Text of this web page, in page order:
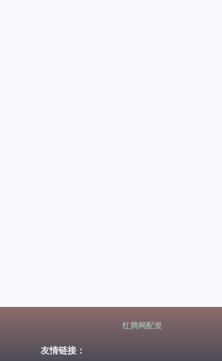
红腾网配资
友情链接：